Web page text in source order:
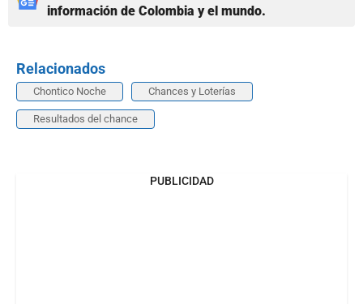
información de Colombia y el mundo.
Relacionados
Chontico Noche Chances y Loterías
Resultados del chance
PUBLICIDAD